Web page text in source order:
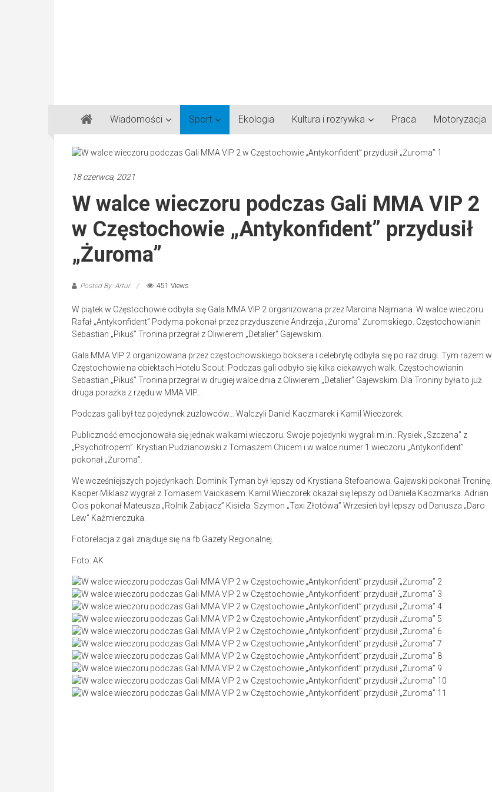
Gazeta
Regionalna
Częstochowa,
Lubliniec,
Wiadomości Sport Ekologia Kultura i rozrywka Praca Motoryzacja
18 czerwca, 2021
W walce wieczoru podczas Gali MMA VIP 2
w Częstochowie „Antykonfident” przydusił
„Żuroma”
Posted By: Artur 451 Views
W piątek w Częstochowie odbyła się Gala MMA VIP 2 organizowana przez Marcina Najmana. W walce wieczoru
Rafał „Antykonfident” Podyma pokonał przez przyduszenie Andrzeja „Żuroma” Żuromskiego. Częstochowianin
Sebastian „Pikuś” Tronina przegrał z Oliwierem „Detalier” Gajewskim.
Gala MMA VIP 2 organizowana przez częstochowskiego boksera i celebrytę odbyła się po raz drugi. Tym razem w
Częstochowie na obiektach Hotelu Scout. Podczas gali odbyło się kilka ciekawych walk. Częstochowianin
Sebastian „Pikuś” Tronina przegrał w drugiej walce dnia z Oliwierem „Detalier” Gajewskim. Dla Troniny była to już
druga porażka z rzędu w MMA VIP…
Podczas gali był też pojedynek żużlowców… Walczyli Daniel Kaczmarek i Kamil Wieczorek.
Publiczność emocjonowała się jednak walkami wieczoru. Swoje pojedynki wygrali m.in.: Rysiek „Szczena” z
„Psychotropem”. Krystian Pudzianowski z Tomaszem Chicem i w walce numer 1 wieczoru „Antykonfident”
pokonał „Żuroma”.
We wcześniejszych pojedynkach: Dominik Tyman był lepszy od Krystiana Stefoanowa. Gajewski pokonał Troninę.
Kacper Miklasz wygrał z Tomasem Vaickasem. Kamil Wieczorek okazał się lepszy od Daniela Kaczmarka. Adrian
Cios pokonał Mateusza „Rolnik Zabijacz” Kisiela. Szymon „Taxi Złotówa” Wrzesień był lepszy od Dariusza „Daro
Lew” Kaźmierczuka.
Fotorelacja z gali znajduje się na fb Gazety Regionalnej.
Foto: AK